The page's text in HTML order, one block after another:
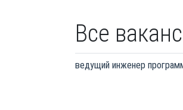
Все
ведущий инженер